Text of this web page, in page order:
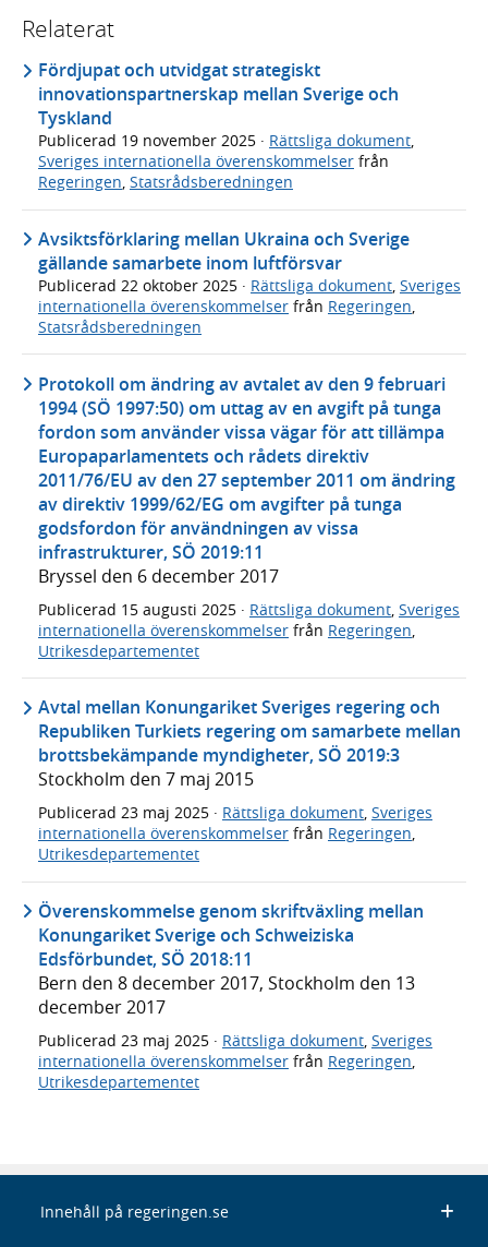
Relaterat
Fördjupat och utvidgat strategiskt
innovationspartnerskap mellan Sverige och
Tyskland
Publicerad 19 november 2025 · Rättsliga dokument,
Sveriges internationella överenskommelser från
Regeringen, Statsrådsberedningen
Avsiktsförklaring mellan Ukraina och Sverige
gällande samarbete inom luftförsvar
Publicerad 22 oktober 2025 · Rättsliga dokument, Sveriges
internationella överenskommelser från Regeringen,
Statsrådsberedningen
Protokoll om ändring av avtalet av den 9 februari
1994 (SÖ 1997:50) om uttag av en avgift på tunga
fordon som använder vissa vägar för att tillämpa
Europaparlamentets och rådets direktiv
2011/76/EU av den 27 september 2011 om ändring
av direktiv 1999/62/EG om avgifter på tunga
godsfordon för användningen av vissa
infrastrukturer, SÖ 2019:11
Bryssel den 6 december 2017
Publicerad 15 augusti 2025 · Rättsliga dokument Sveriges
internationella överenskommelser från Regeringen
Utrikesdepartementet
Avtal mellan Konungariket Sveriges regering och
Republiken Turkiets regering om samarbete mellan
brottsbekämpande myndigheter, SÖ 2019:3
Stockholm den 7 maj 2015
Publicerad 23 maj 2025 · Rättsliga dokument, Sveriges
internationella överenskommelser från Regeringen,
Utrikesdepartementet
Överenskommelse genom skriftväxling mellan
Konungariket Sverige och Schweiziska
Edsförbundet, SÖ 2018:11
Bern den 8 december 2017, Stockholm den 13
december 2017
Publicerad 23 maj 2025 · Rättsliga dokument, Sveriges
internationella överenskommelser från Regeringen,
Utrikesdepartementet
Innehåll på regeringen.se